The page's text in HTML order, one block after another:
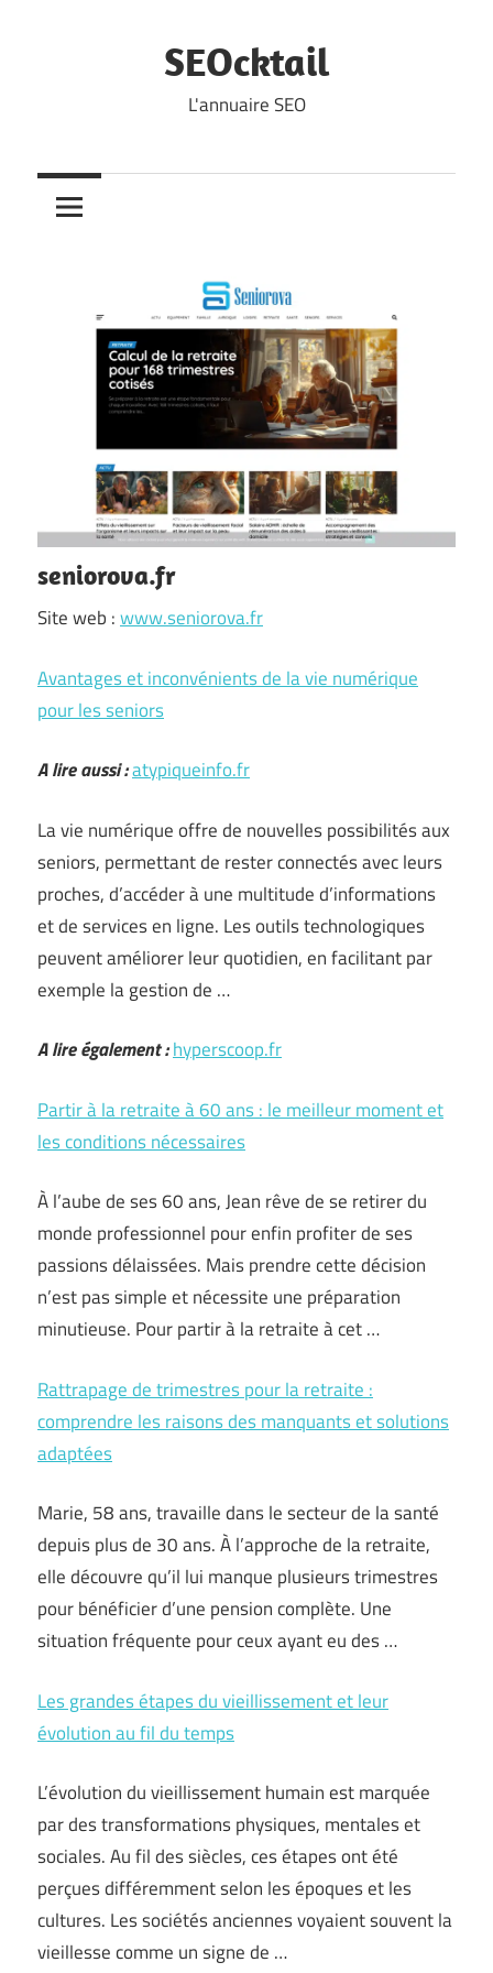
SEOcktail
L'annuaire SEO
seniorova.fr
Site web :www.seniorova.fr
Avantages et inconvénients de la vie numérique
pour les seniors
A lire aussi :atypiqueinfo.fr
La vie numérique offre de nouvelles possibilités aux
seniors, permettant de rester connectés avec leurs
proches, d’accéder à une multitude d’informations
et de services en ligne. Les outils technologiques
peuvent améliorer leur quotidien, en facilitant par
exemple la gestion de …
A lire également :hyperscoop.fr
Partir à la retraite à 60 ans : le meilleur moment et
les conditions nécessaires
À l’aube de ses 60 ans, Jean rêve de se retirer du
monde professionnel pour enfin profiter de ses
passions délaissées. Mais prendre cette décision
n’est pas simple et nécessite une préparation
minutieuse. Pour partir à la retraite à cet …
Rattrapage de trimestres pour la retraite :
comprendre les raisons des manquants et solutions
adaptées
Marie, 58 ans, travaille dans le secteur de la santé
depuis plus de 30 ans. À l’approche de la retraite,
elle découvre qu’il lui manque plusieurs trimestres
pour bénéficier d’une pension complète. Une
situation fréquente pour ceux ayant eu des …
Les grandes étapes du vieillissement et leur
évolution au fil du temps
L’évolution du vieillissement humain est marquée
par des transformations physiques, mentales et
sociales. Au fil des siècles, ces étapes ont été
perçues différemment selon les époques et les
cultures. Les sociétés anciennes voyaient souvent la
vieillesse comme un signe de …